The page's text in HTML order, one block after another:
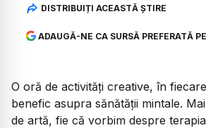
DISTRIBUIȚI ACEASTĂ ȘTIRE
ADAUGĂ-NE CA SURSĂ PREFERATĂ
O oră de activități creative, în
benefic asupra sănătății mintale.
de artă, fie că vorbim despre